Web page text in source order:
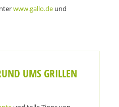
www.gallo.de und
UMS GRILLEN